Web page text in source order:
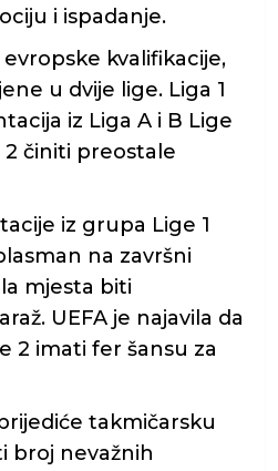
i ispadanje.
kvalifikacije,
u dvije lige. Liga 1
iz Liga A i B Lige
2 činiti preostale
iz grupa Lige 1
na završni
mjesta biti
UEFA je najavila da
2 imati fer šansu za
takmičarsku
broj nevažnih